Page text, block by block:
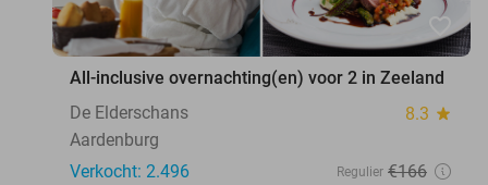
favorite_border
All-inclusive overnachting(en) voor 2 in Zeeland
De Elderschans
8.3 star
Aardenburg
Verkocht: 2.496
Regulier €166